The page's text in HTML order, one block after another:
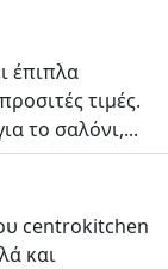
έπιπλα
τιμές.
το σαλόνι,...
centrokitchen
και